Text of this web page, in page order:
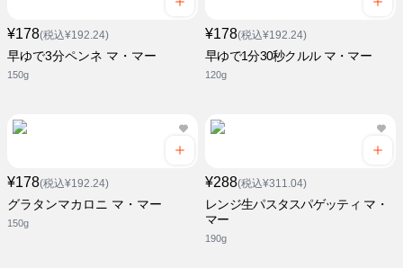
¥178(税込¥192.24)
早ゆで3分ペンネ マ・マー
150g
¥178(税込¥192.24)
早ゆで1分30秒クルル マ・マー
120g
¥178(税込¥192.24)
グラタンマカロニ マ・マー
150g
¥288(税込¥311.04)
レンジ生パスタスパゲッティ マ・
マー
190g